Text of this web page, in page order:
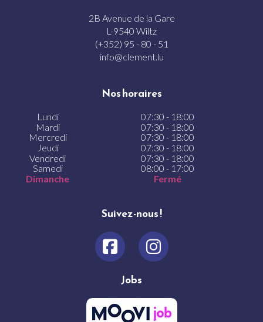
2B Avenue de la Gare
L-9540 Wiltz
(+352) 95 - 80 - 51
info@clement.lu
Nos horaires
Lundi
07:30 - 18:00
Mardi
07:30 - 18:00
Mercredi
07:30 - 18:00
Jeudi
07:30 - 18:00
Vendredi
07:30 - 18:00
Samedi
08:00 - 17:00
Dimanche
Fermé
Suivez-nous !
Jobs